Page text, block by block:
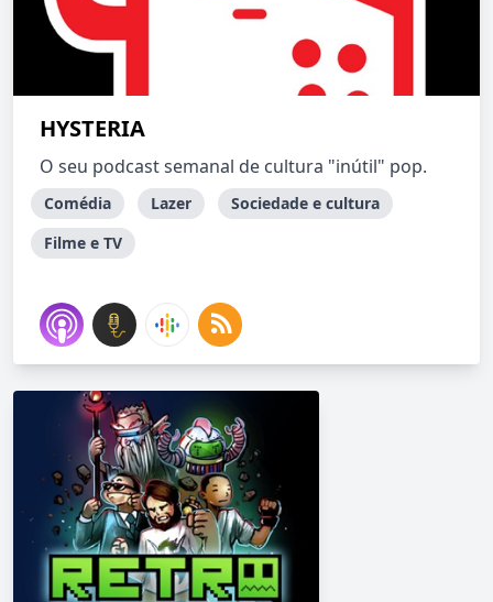
HYSTERIA
O seu podcast semanal de cultura "inútil" pop.
Comédia Lazer
Sociedade e cultura
Filme e TV